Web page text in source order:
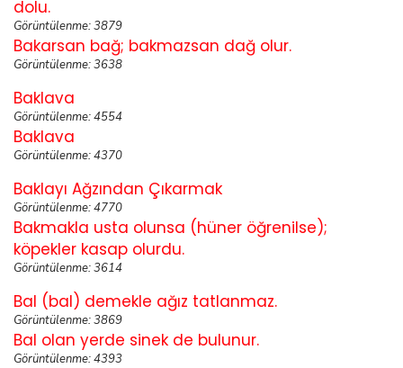
dolu.
Görüntülenme: 3879
Bakarsan bağ; bakmazsan dağ olur.
Görüntülenme: 3638
Baklava
Görüntülenme: 4554
Baklava
Görüntülenme: 4370
Baklayı Ağzından Çıkarmak
Görüntülenme: 4770
Bakmakla usta olunsa (hüner öğrenilse);
köpekler kasap olurdu.
Görüntülenme: 3614
Bal (bal) demekle ağız tatlanmaz.
Görüntülenme: 3869
Bal olan yerde sinek de bulunur.
Görüntülenme: 4393